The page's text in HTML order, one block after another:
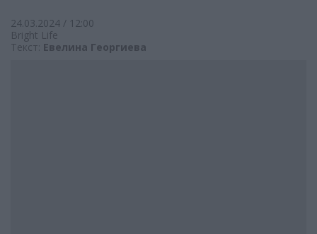
24.03.2024 / 12:00
Bright Life
Текст: Евелина Георгиева